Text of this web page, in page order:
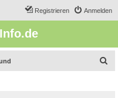
Anmelden
Registrieren